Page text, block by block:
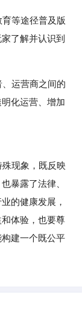
等途径普及版
了解并认识到
运营商之间的
化运营、增加
现象，既反映
暴露了法律、
的健康发展，
体验，也要尊
建一个既公平